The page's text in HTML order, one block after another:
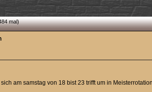
mal)
am samstag von 18 bist 23 trifft um in